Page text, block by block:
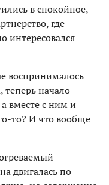
в спокойное,
где
воспринималось
теперь начало
вместе с ним и
то? И что вообще
двигалась по